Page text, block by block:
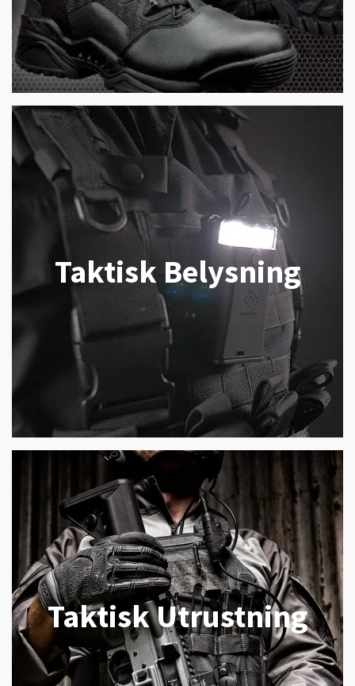
Taktisk Belysning
Taktisk Utrustning